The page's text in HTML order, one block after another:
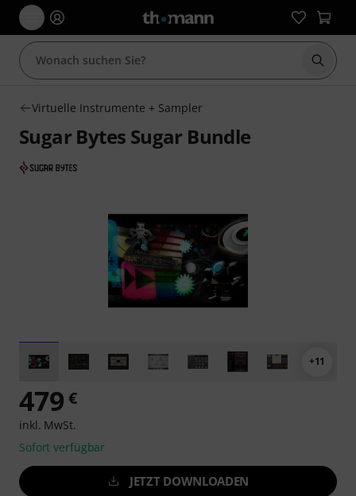
Suche
Virtuelle Instrumente + Sampler
Sugar Bytes Sugar Bundle
+11
479 €
inkl. MwSt.
Sofort verfügbar
JETZT DOWNLOADEN